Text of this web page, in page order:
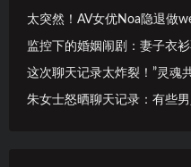
太突然！AV女优Noa隐退做
监控下的婚姻闹剧：妻子衣
这次聊天记录太炸裂！”灵魂
朱女士怒晒聊天记录：有些